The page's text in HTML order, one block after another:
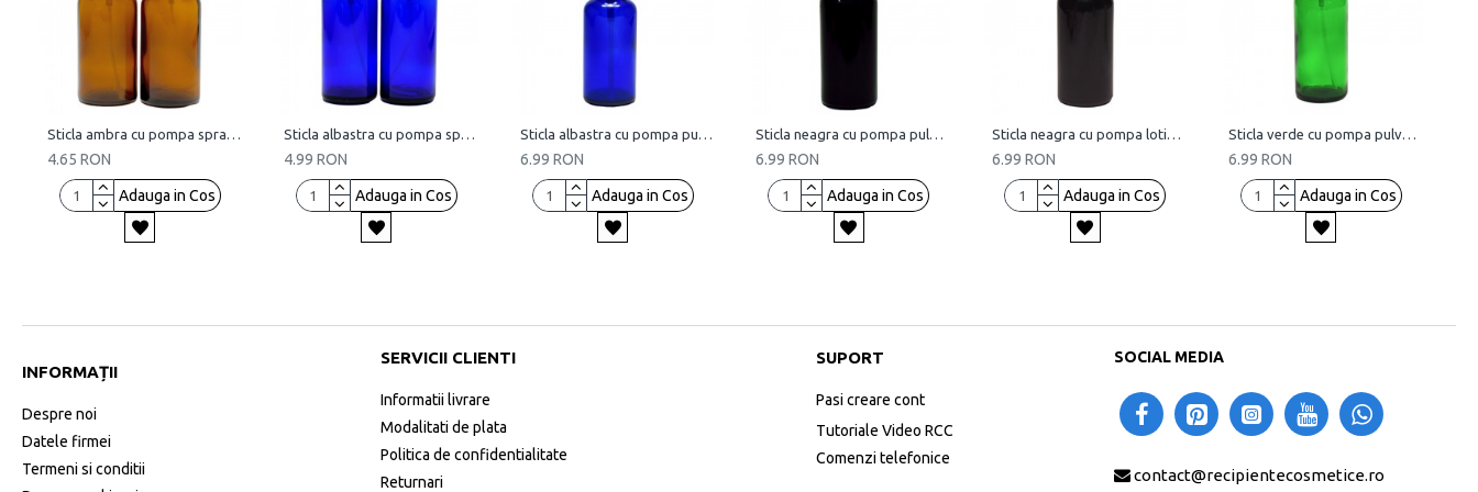
Sticla ambra cu pompa spray, 100 ml
4.65 RON
Adauga in Cos
Sticla albastra cu pompa spray, 100 ml
4.99 RON
Adauga in Cos
Sticla albastra cu pompa pulverizatoare, 100 ml
6.99 RON
Adauga in Cos
Sticla neagra cu pompa pulverizatoare, 100 ml
6.99 RON
Adauga in Cos
Sticla neagra cu pompa lotiuni, 100 ml
6.99 RON
Adauga in Cos
Sticla verde cu pompa pulverizatoare, 100 ml
6.99 RON
Adauga in Cos
INFORMAȚII
Despre noi
Datele firmei
Termeni si conditii
SERVICII CLIENTI
Informatii livrare
Modalitati de plata
Politica de confidentialitate
Returnari
SUPORT
Pasi creare cont
Tutoriale Video RCC
Comenzi telefonice
SOCIAL MEDIA
contact@recipientecosmetice.ro